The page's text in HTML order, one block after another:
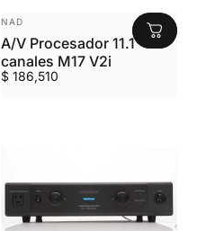
MARCA:
NAD
A/V Procesador 11.1
canales M17 V2i
$ 186,510